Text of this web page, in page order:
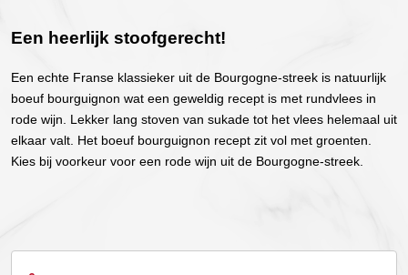
Een heerlijk stoofgerecht!
Een echte Franse klassieker uit de Bourgogne-streek is natuurlijk
boeuf bourguignon wat een geweldig recept is met rundvlees in
rode wijn. Lekker lang stoven van sukade tot het vlees helemaal uit
elkaar valt. Het boeuf bourguignon recept zit vol met groenten.
Kies bij voorkeur voor een rode wijn uit de Bourgogne-streek.